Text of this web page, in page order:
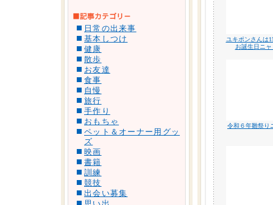
日常の出来事
基本しつけ
健康
散歩
お友達
食事
自慢
旅行
手作り
おもちゃ
ペット＆オーナー用グッ
ズ
映画
書籍
訓練
競技
出会い募集
ユキポンさんは
お誕生日ニャ
令和６年雛祭り